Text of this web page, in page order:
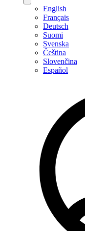
English
Français
Deutsch
Suomi
Svenska
Čeština
Slovenčina
Español